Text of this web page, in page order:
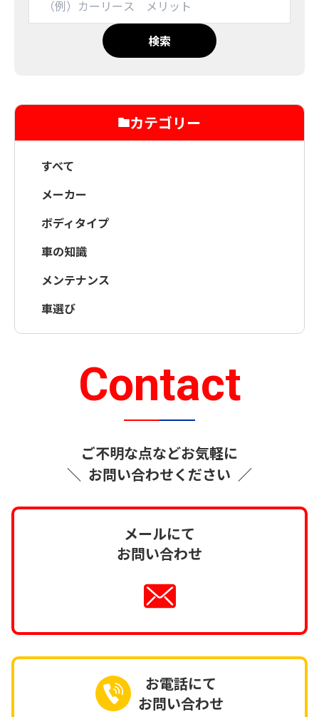
検索
カテゴリー
すべて
メーカー
ボディタイプ
車の知識
メンテナンス
車選び
Contact
＼
ご不明な点などお気軽に
お問い合わせください ／
メールにて
お問い合わせ
お電話にて
お問い合わせ